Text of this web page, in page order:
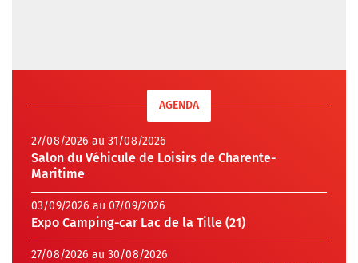
AGENDA
27/08/2026 au 31/08/2026
Salon du Véhicule de Loisirs de Charente-
Maritime
03/09/2026 au 07/09/2026
Expo Camping-car Lac de la Tille (21)
27/08/2026 au 30/08/2026